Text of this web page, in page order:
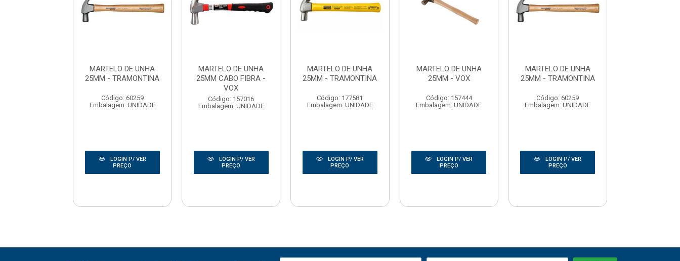
MARTELO DE UNHA
25MM - TRAMONTINA
Código: 60259
Embalagem: UNIDADE
LOGIN P/ VER
PREÇO
MARTELO DE UNHA
25MM CABO FIBRA -
VOX
Código: 157016
Embalagem: UNIDADE
LOGIN P/ VER
PREÇO
MARTELO DE UNHA
25MM - TRAMONTINA
Código: 177581
Embalagem: UNIDADE
LOGIN P/ VER
PREÇO
MARTELO DE UNHA
25MM - VOX
Código: 157444
Embalagem: UNIDADE
LOGIN P/ VER
PREÇO
MARTELO DE UNHA
25MM - TRAMONTINA
Código: 60259
Embalagem: UNIDADE
LOGIN P/ VER
PREÇO